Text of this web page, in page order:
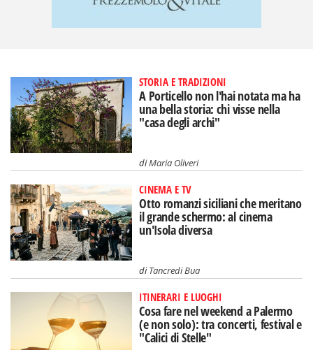
STORIA E TRADIZIONI
A Porticello non l'hai notata ma ha
una bella storia: chi visse nella
"casa degli archi"
diMaria Oliveri
CINEMA E TV
Otto romanzi siciliani che meritano
il grande schermo: al cinema
un'Isola diversa
diTancredi Bua
ITINERARI E LUOGHI
Cosa fare nel weekend a Palermo
(e non solo): tra concerti, festival e
"Calici di Stelle"